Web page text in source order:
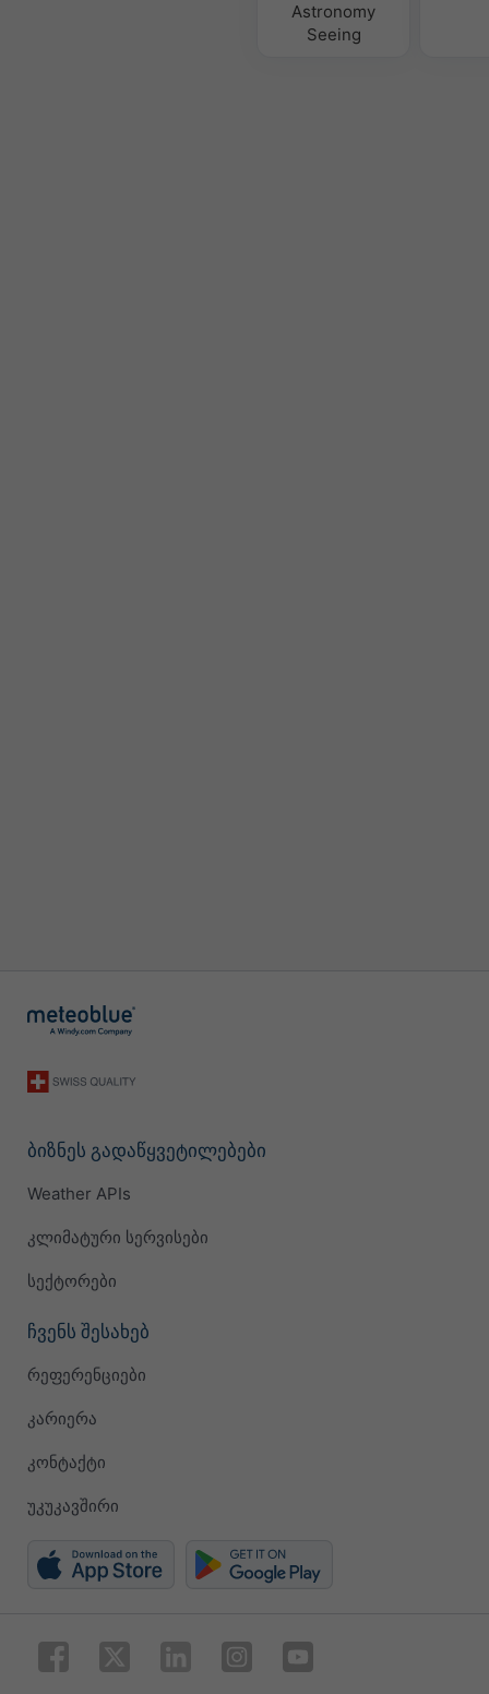
Astronomy
Seeing
ბიზნეს გადაწყვეტილებები
Weather APIs
კლიმატური სერვისები
სექტორები
ჩვენს შესახებ
რეფერენციები
კარიერა
კონტაქტი
უკუკავშირი